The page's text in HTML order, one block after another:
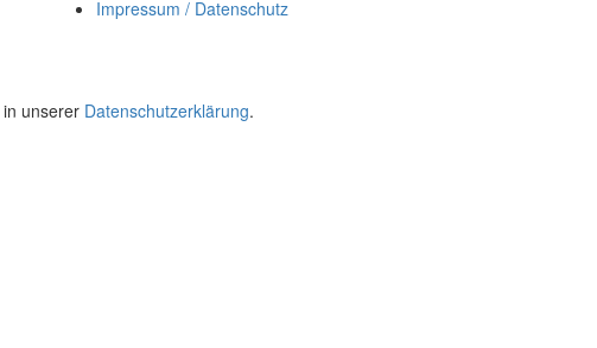
Impressum / Datenschutz
unserer Datenschutzerklärung.